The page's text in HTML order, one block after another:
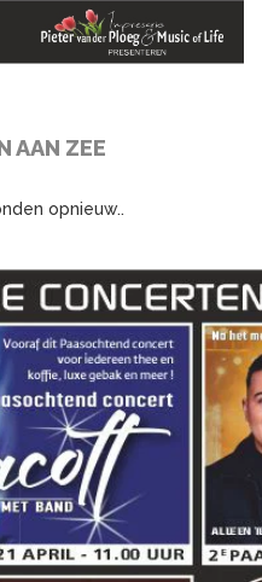
AAN ZEE
opnieuw..